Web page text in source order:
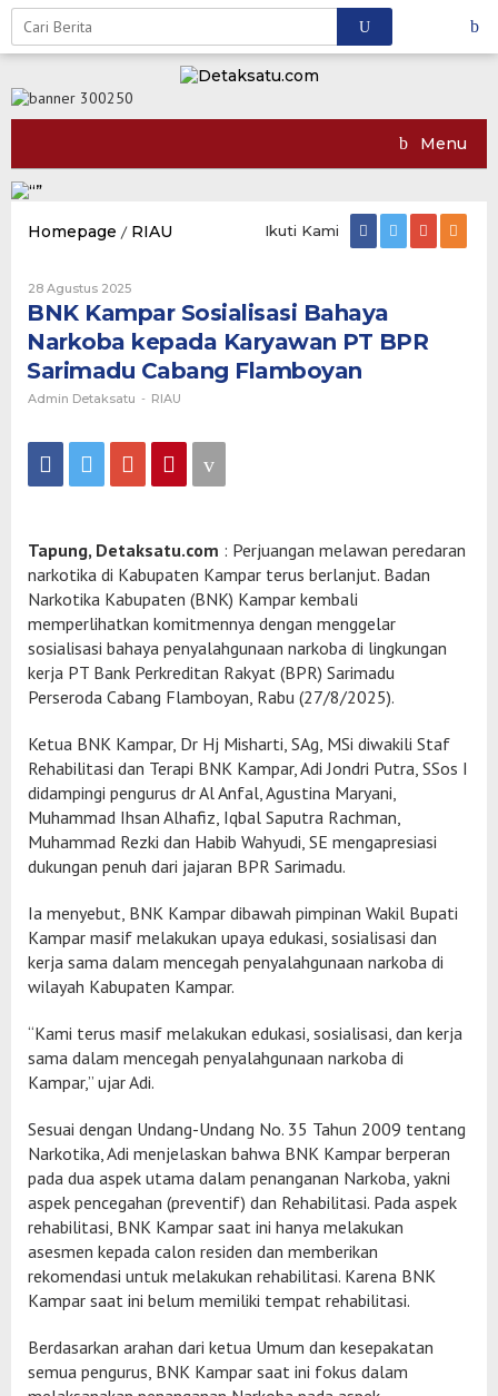
Skip
content
Menu
Homepage / RIAU
Narkoba
kepada
Karyawan
PT
BPR
Flamboyan
Ikuti Kami
28 Agustus 2025
Detaksatu
BNK Kampar Sosialisasi Bahaya
Narkoba kepada Karyawan PT BPR
Sarimadu Cabang Flamboyan
Admin Detaksatu - RIAU
​Tapung, Detaksatu.com : Perjuangan melawan peredaran
narkotika di Kabupaten Kampar terus berlanjut. Badan
Narkotika Kabupaten (BNK) Kampar kembali
memperlihatkan komitmennya dengan menggelar
sosialisasi bahaya penyalahgunaan narkoba di lingkungan
kerja PT Bank Perkreditan Rakyat (BPR) Sarimadu
Perseroda Cabang Flamboyan, Rabu (27/8/2025).
Ketua BNK Kampar, Dr Hj Misharti, SAg, MSi diwakili ​Staf
Rehabilitasi dan Terapi BNK Kampar, Adi Jondri Putra, SSos I
didampingi pengurus dr Al Anfal, Agustina Maryani,
Muhammad Ihsan Alhafiz, Iqbal Saputra Rachman,
Muhammad Rezki dan Habib Wahyudi, SE mengapresiasi
dukungan penuh dari jajaran BPR Sarimadu.
Ia menyebut, BNK Kampar dibawah pimpinan Wakil Bupati
Kampar masif melakukan upaya edukasi, sosialisasi dan
kerja sama dalam mencegah penyalahgunaan narkoba di
wilayah Kabupaten Kampar.
“Kami terus masif melakukan edukasi, sosialisasi, dan kerja
sama dalam mencegah penyalahgunaan narkoba di
Kampar,” ujar Adi.
​Sesuai dengan Undang-Undang No. 35 Tahun 2009 tentang
Narkotika, Adi menjelaskan bahwa BNK Kampar berperan
pada dua aspek utama dalam penanganan Narkoba, yakni
aspek pencegahan (preventif) dan Rehabilitasi. Pada aspek
rehabilitasi, BNK Kampar saat ini hanya melakukan
asesmen kepada calon residen dan memberikan
rekomendasi untuk melakukan rehabilitasi. Karena BNK
Kampar saat ini belum memiliki tempat rehabilitasi.
Berdasarkan arahan dari ketua Umum dan kesepakatan
semua pengurus, BNK Kampar saat ini fokus dalam